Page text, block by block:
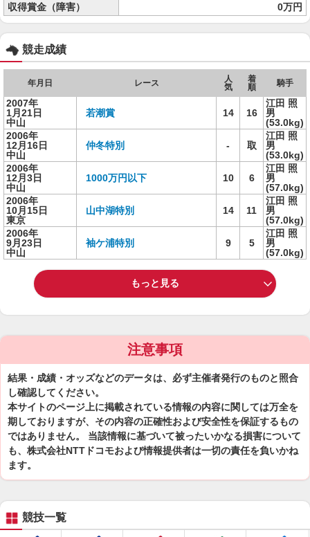
収得賞金（障害）
0万円
競走成績
年月日 レース
人
気
着
順
騎手
2007年
1月21日
中山
若潮賞 14 16
江田 照
男
(53.0kg)
2006年
12月16日
中山
仲冬特別 - 取
江田 照
男
(53.0kg)
2006年
12月3日
中山
1000万円以下 10 6
江田 照
男
(57.0kg)
2006年
10月15日
東京
山中湖特別 14 11
江田 照
男
(57.0kg)
2006年
9月23日
中山
袖ケ浦特別 9 5
江田 照
男
(57.0kg)
もっと見る
注意事項
結果・成績・オッズなどのデータは、必ず主催者発行のものと照合
し確認してください。
本サイトのページ上に掲載されている情報の内容に関しては万全を
期しておりますが、その内容の正確性および安全性を保証するもの
ではありません。 当該情報に基づいて被ったいかなる損害について
も、株式会社NTTドコモおよび情報提供者は一切の責任を負いかね
ます。
競技一覧